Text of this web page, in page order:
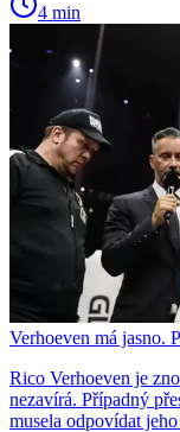
4 min
Verhoeven má jasno.
Rico Verhoeven je
nezavírá. Případný
musela odpovídat